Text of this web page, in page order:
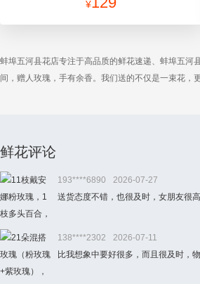
¥
蚌埠五河县花店专注于高品质的鲜花速递、蚌埠五河
间，赠人玫瑰，手有余香。我们送的不仅是一束花，
鲜花评论
193****6890
2026-07-27
送货态度不错，也很及时，女朋友很
138****2302
2026-07-11
比我想象中要好很多，而且很及时，